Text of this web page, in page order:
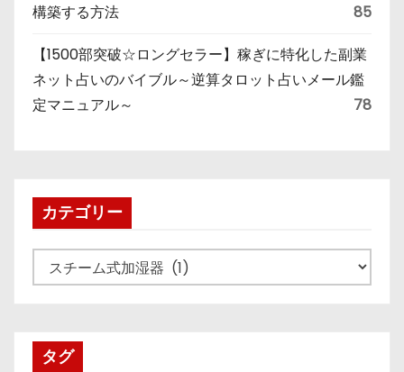
構築する方法
85
【1500部突破☆ロングセラー】稼ぎに特化した副業
ネット占いのバイブル～逆算タロット占いメール鑑
定マニュアル～
78
カテゴリー
テ
ータグ